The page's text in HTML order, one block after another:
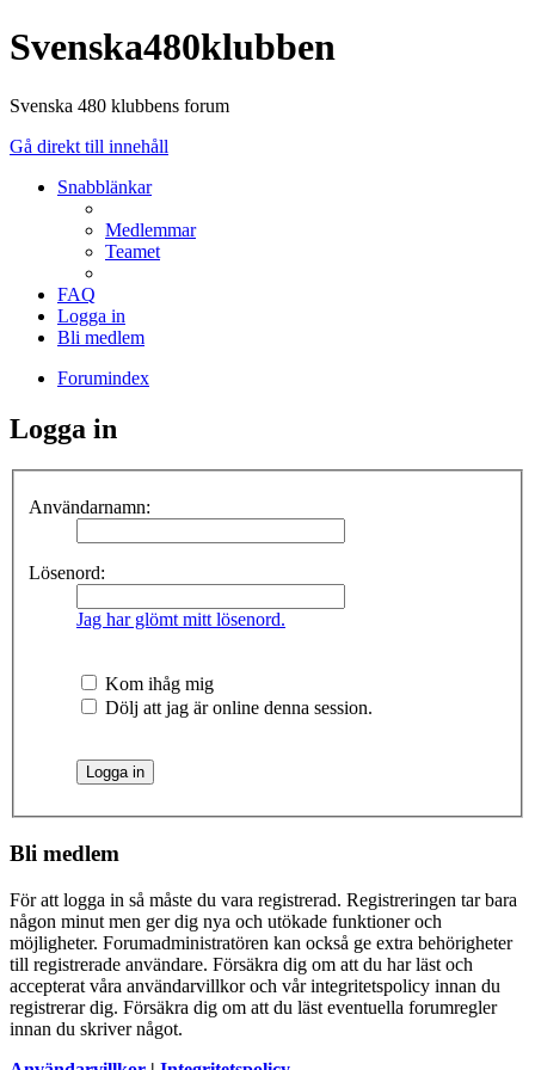
Svenska480klubben
Svenska 480 klubbens forum
Gå direkt till innehåll
Snabblänkar
Medlemmar
Teamet
FAQ
Logga in
Bli medlem
Forumindex
Logga in
Användarnamn:
Lösenord:
Jag har glömt mitt lösenord.
Kom ihåg mig
Dölj att jag är online denna session.
Bli medlem
För att logga in så måste du vara registrerad. Registreringen tar bara
någon minut men ger dig nya och utökade funktioner och
möjligheter. Forumadministratören kan också ge extra behörigheter
till registrerade användare. Försäkra dig om att du har läst och
accepterat våra användarvillkor och vår integritetspolicy innan du
registrerar dig. Försäkra dig om att du läst eventuella forumregler
innan du skriver något.